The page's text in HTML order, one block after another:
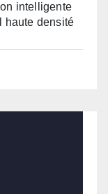
intelligente
haute densité